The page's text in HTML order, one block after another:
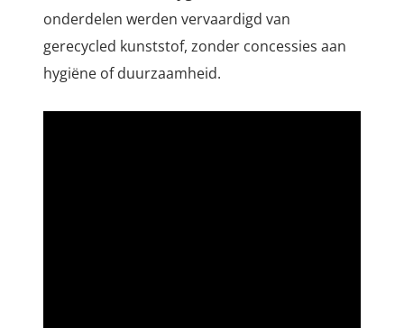
onderdelen werden vervaardigd van
gerecycled kunststof, zonder concessies aan
hygiëne of duurzaamheid.